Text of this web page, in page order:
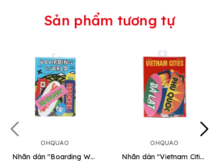
Sản phẩm tương tự
OHQUAO
Nhãn dán "Boarding World"
OHQUAO
Nhãn dán "Vietnam Cities"